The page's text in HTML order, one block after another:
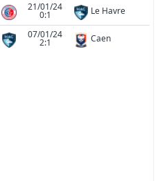
21/01/24
0:1 Le Havre
07/01/24
2:1 Caen